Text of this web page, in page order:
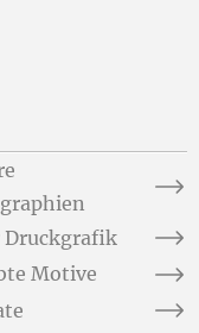
Druckgrafik
Motive